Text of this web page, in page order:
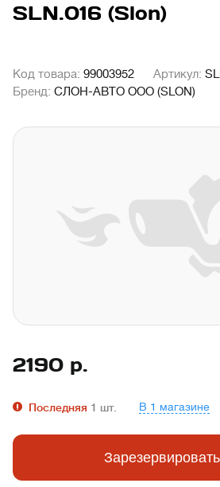
SLN.016 (Slon)
Код товара: 99003952 Артикул:
Бренд: СЛОН-АВТО ООО (SLON)
2190 р.
Последняя 1 шт. В 1 магазине
Зарезервировать